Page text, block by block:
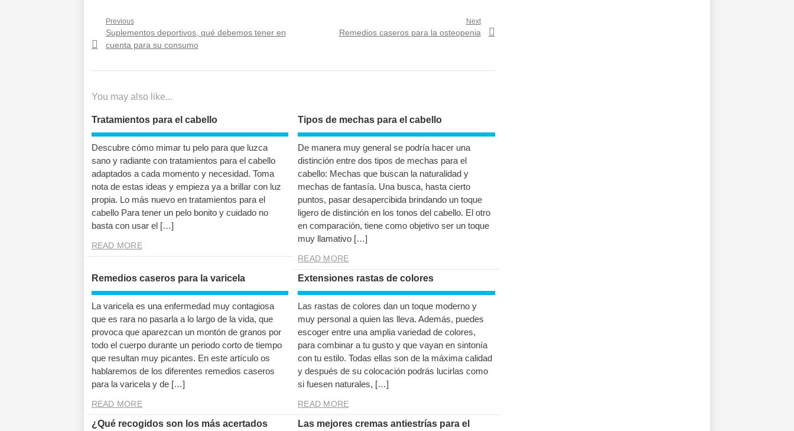
Navegación
de
entradas
Previous
Previous
post:
Suplementos deportivos, qué debemos tener en
cuenta para su consumo
Next
Next
Remedios caseros para la osteopenia
You may also like...
Tratamientos para el cabello
Descubre cómo mimar tu pelo para que luzca
sano y radiante con tratamientos para el cabello
adaptados a cada momento y necesidad. Toma
nota de estas ideas y empieza ya a brillar con luz
propia. Lo más nuevo en tratamientos para el
cabello Para tener un pelo bonito y cuidado no
basta con usar el […]
READ MORE
Tipos de mechas para el cabello
De manera muy general se podría hacer una
distinción entre dos tipos de mechas para el
cabello: Mechas que buscan la naturalidad y
mechas de fantasía. Una busca, hasta cierto
puntos, pasar desapercibida brindando un toque
ligero de distinción en los tonos del cabello. El otro
en comparación, tiene como objetivo ser un toque
muy llamativo […]
READ MORE
Remedios caseros para la varicela
La varicela es una enfermedad muy contagiosa
que es rara no pasarla a lo largo de la vida, que
provoca que aparezcan un montón de granos por
todo el cuerpo durante un periodo corto de tiempo
que resultan muy picantes. En este artículo os
hablaremos de los diferentes remedios caseros
para la varicela y de […]
READ MORE
Extensiones rastas de colores
Las rastas de colores dan un toque moderno y
muy personal a quien las lleva. Además, puedes
escoger entre una amplia variedad de colores,
para combinar a tu gusto y que vayan en sintonía
con tu estilo. Todas ellas son de la máxima calidad
y después de su colocación podrás lucirlas como
si fuesen naturales, […]
READ MORE
¿Qué recogidos son los más acertados
Las mejores cremas antiestrías para el